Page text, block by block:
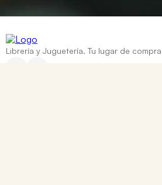
Librería y Juguetería. Tu lugar de